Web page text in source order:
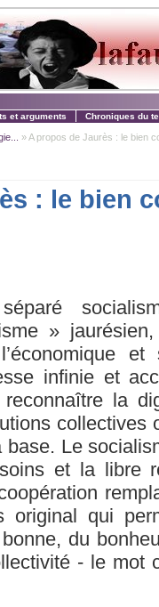
et arguments Chroniques du
» A propos de Jaurès : le bien
: le bien
» jaurésien,
infinie et
la
collectives
Le
et la libre
original qui
du
- le mot